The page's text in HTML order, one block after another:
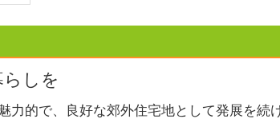
しを
力的で、良好な郊外住宅地として発展を続